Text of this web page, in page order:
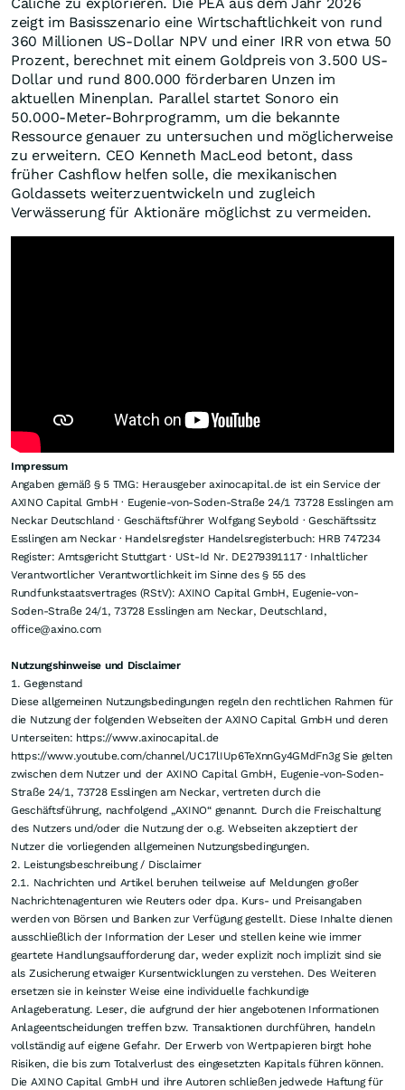
Chinas Zentralbank kauft Gold trotz steigendem Goldpreis.
Originalquelle: Correlation Economics
Gold-Minen könnten zusätzlich profitieren
Von einem stärkeren Goldpreisumfeld könnten auch
Minenunternehmen profitieren. Höhere Preise
verbessern die Margen und machen Projekte attraktiver,
die schnellen Cashflow mit weiterem
Wachstumspotenzial verbinden.
Ein Beispiel istESGold. Das Unternehmen entwickelt
das Montauban-Projekt in Québec und setzt zunächst
auf die Wiederaufbereitung historischer Tailings. Die
vollständig genehmigte Anlage soll ab 2026
Explorationspotenzial von Montauban freizusetzen.
AuchSonoro Goldverfolgt eine Strategie, bei der
früher Cashflow zum Hebel für weiteres Wachstum
werden könnte. Im Mittelpunkt steht das Cerro-
Caliche-Goldprojekt im mexikanischen Bundesstaat
Sonora. Der nächste wichtige Schritt wäre die Erteilung
der Minenlizenz.
Mit der erwarteten Genehmigung könnte Sonoro in die
nächste Entwicklungsphase eintreten. Das Management
will möglichst früh in Produktion gehen und die
Einnahmen nutzen, um das weitere Potenzial von Cerro
Caliche zu explorieren. Die PEA aus dem Jahr 2026
zeigt im Basisszenario eine Wirtschaftlichkeit von rund
360 Millionen US-Dollar NPV und einer IRR von etwa 50
Prozent, berechnet mit einem Goldpreis von 3.500 US-
Dollar und rund 800.000 förderbaren Unzen im
aktuellen Minenplan. Parallel startet Sonoro ein
50.000-Meter-Bohrprogramm, um die bekannte
Ressource genauer zu untersuchen und möglicherweise
zu erweitern. CEO Kenneth MacLeod betont, dass
früher Cashflow helfen solle, die mexikanischen
Goldassets weiterzuentwickeln und zugleich
Verwässerung für Aktionäre möglichst zu vermeiden.